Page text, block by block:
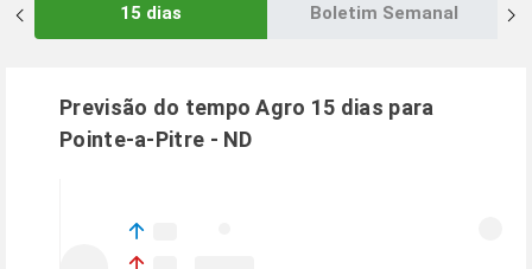
15 dias Boletim Semanal
Previsão do tempo Agro 15 dias para
Pointe-a-Pitre - ND